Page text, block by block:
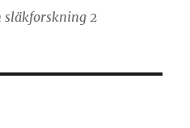
släkforskning 2